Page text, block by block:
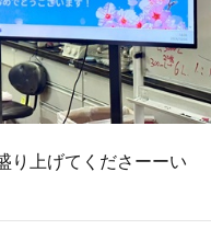
り上げてくださーーい